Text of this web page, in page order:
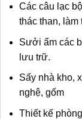
Các câu lạc
thác than,
Sưởi ẩm các
lưu trữ.
Sấy nhà kho,
nghệ, gốm
Thiết kế